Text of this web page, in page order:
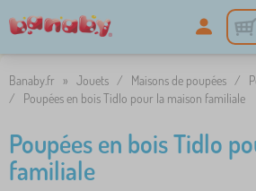
Banaby.fr » Jouets / Maisons de poupées /
/
Poupées en bois Tidlo pour la maison familiale
Poupées en bois Tidlo
familiale